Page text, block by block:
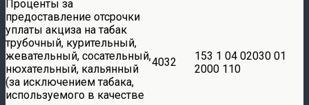
Проценты за
предоставление отсрочки
уплаты акциза на табак
трубочный, курительный,
жевательный, сосательный,
нюхательный, кальянный
(за исключением табака,
используемого в качестве
4032
153 1 04 02030 01
2000 110